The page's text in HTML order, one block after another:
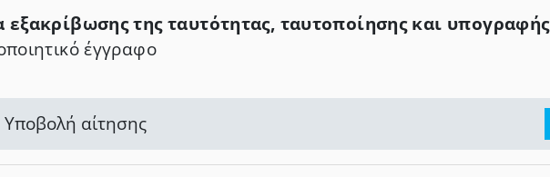
της ταυτότητας, ταυτοποίησης και υπογραφής
έγγραφο
Υποβολή αίτησης